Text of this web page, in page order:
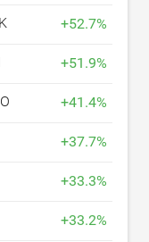
+52.7%
+51.9%
+41.4%
+37.7%
+33.3%
+33.2%